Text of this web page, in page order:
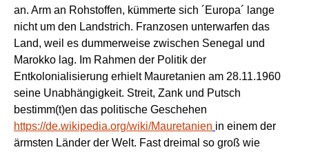
an. Arm an Rohstoffen, kümmerte sich ´Europa´ lange
nicht um den Landstrich. Franzosen unterwarfen das
Land, weil es dummerweise zwischen Senegal und
Marokko lag. Im Rahmen der Politik der
Entkolonialisierung erhielt Mauretanien am 28.11.1960
seine Unabhängigkeit. Streit, Zank und Putsch
bestimm(t)en das politische Geschehen
https://de.wikipedia.org/wiki/Mauretanien in einem der
ärmsten Länder der Welt. Fast dreimal so groß wie